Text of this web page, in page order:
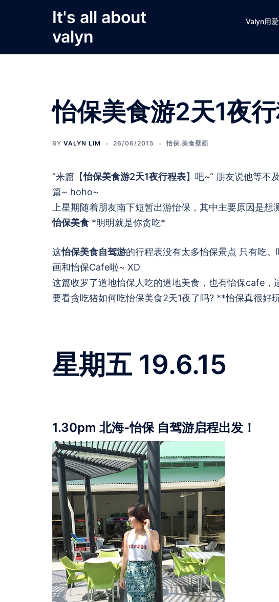
It's all about
valyn
Valyn用
怡保美食游2天1夜行
BY VALYN LIM 26/06/2015 怡保.美食壁画
”来篇【怡保美食游2天1夜行程表】吧~“ 朋友说他等不
篇~ hoho~
上星期随着朋友南下短暂出游怡保，其中主要原因是
怡保美食 *明明就是你贪吃*
这怡保美食自驾游的行程表没有太多怡保景点 只有吃
画和怡保Cafe啦~ XD
这篇收罗了道地怡保人吃的道地美食，也有怡保cafe，
要看贪吃猪如何吃怡保美食2天1夜了吗? **怡保真很好
星期五 19.6.15
1.30pm 北海-怡保 自驾游启程出发！